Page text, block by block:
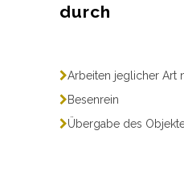
durch
Arbeiten jeglicher Art
Besenrein
Übergabe des